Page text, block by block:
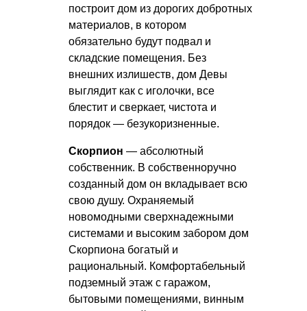
построит дом из дорогих добротных
материалов, в котором
обязательно будут подвал и
складские помещения. Без
внешних излишеств, дом Девы
выглядит как с иголочки, все
блестит и сверкает, чистота и
порядок — безукоризненные.
Скорпион — абсолютный
собственник. В собственноручно
созданный дом он вкладывает всю
свою душу. Охраняемый
новомодными сверхнадежными
системами и высоким забором дом
Скорпиона богатый и
рациональный. Комфортабельный
подземный этаж с гаражом,
бытовыми помещениями, винным